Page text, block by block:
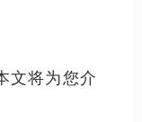
文将为您介